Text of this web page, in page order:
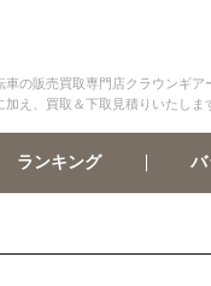
車の販売買取専門店クラウンギア
え、買取＆下取見積りいたしま
ランキング バ